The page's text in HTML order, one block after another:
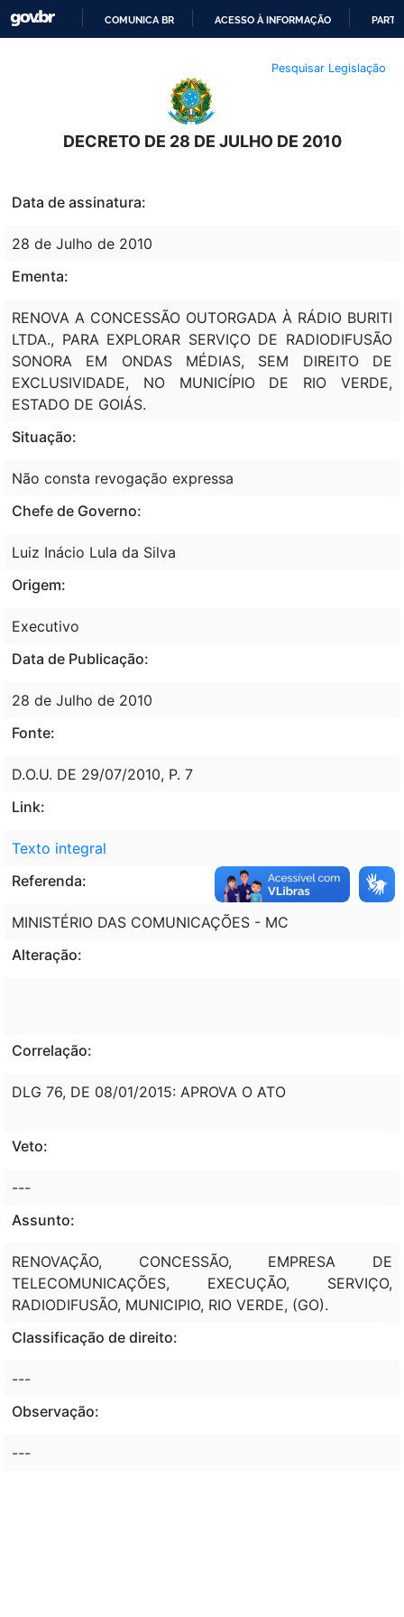
O
CONTEÚDO
COMUNICA BR ACESSO À INFORMAÇÃO
Pesquisar Legislação
DECRETO DE 28 DE JULHO DE 2010
Data de assinatura:
28 de Julho de 2010
Ementa:
RENOVA A CONCESSÃO OUTORGADA À RÁDIO BURITI
LTDA., PARA EXPLORAR SERVIÇO DE RADIODIFUSÃO
SONORA EM ONDAS MÉDIAS, SEM DIREITO DE
EXCLUSIVIDADE, NO MUNICÍPIO DE RIO VERDE,
ESTADO DE GOIÁS.
Situação:
Não consta revogação expressa
Chefe de Governo:
Luiz Inácio Lula da Silva
Origem:
Executivo
Data de Publicação:
28 de Julho de 2010
Fonte:
D.O.U. DE 29/07/2010, P. 7
Link:
Texto integral
Referenda:
MINISTÉRIO DAS COMUNICAÇÕES - MC
Alteração:
Correlação:
DLG 76, DE 08/01/2015: APROVA O ATO
Veto:
---
Assunto:
RENOVAÇÃO, CONCESSÃO, EMPRESA DE
TELECOMUNICAÇÕES, EXECUÇÃO, SERVIÇO,
RADIODIFUSÃO, MUNICIPIO, RIO VERDE, (GO).
Classificação de direito:
---
Observação:
---